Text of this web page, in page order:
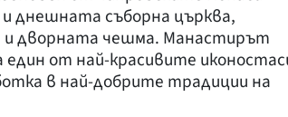
и днешната съборна църква,
дворната чешма. Манастирът
от най-красивите
в най-добрите традиции на